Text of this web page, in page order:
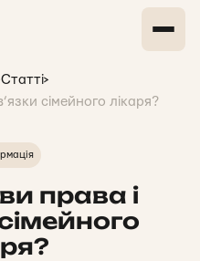
Статті>
сімейного лікаря?
права і